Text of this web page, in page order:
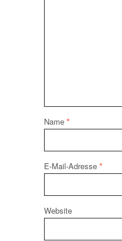
Name *
E-Mail-Adresse *
Website